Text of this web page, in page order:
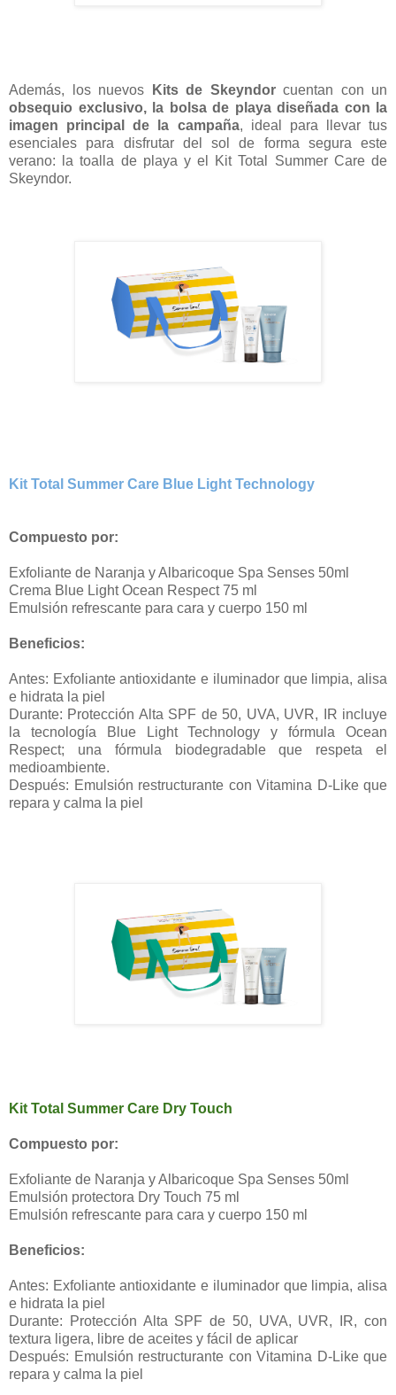
Además, los nuevos Kits de Skeyndorcuentan con un
obsequio exclusivo, la bolsa de playa diseñada con la
imagen principal de la campaña, ideal para llevar tus
esenciales para disfrutar del sol de forma segura este
verano: la toalla de playa y el Kit Total Summer Care de
Skeyndor.
Kit Total Summer Care Blue Light Technology
Compuesto por:
Exfoliante de Naranja y Albaricoque Spa Senses 50ml
Crema Blue Light Ocean Respect 75 ml
Emulsión refrescante para cara y cuerpo 150 ml
Beneficios:
Antes: Exfoliante antioxidante e iluminador que limpia, alisa
e hidrata la piel
Durante: Protección Alta SPF de 50, UVA, UVR, IR incluye
la tecnología Blue Light Technology y fórmula Ocean
Respect; una fórmula biodegradable que respeta el
medioambiente.
Después: Emulsión restructurante con Vitamina D-Like que
repara y calma la piel
Kit Total Summer Care Dry Touch
Compuesto por:
Exfoliante de Naranja y Albaricoque Spa Senses 50ml
Emulsión protectora Dry Touch 75 ml
Emulsión refrescante para cara y cuerpo 150 ml
Beneficios:
Antes: Exfoliante antioxidante e iluminador que limpia, alisa
e hidrata la piel
Durante: Protección Alta SPF de 50, UVA, UVR, IR, con
textura ligera, libre de aceites y fácil de aplicar
Después: Emulsión restructurante con Vitamina D-Like que
repara y calma la piel